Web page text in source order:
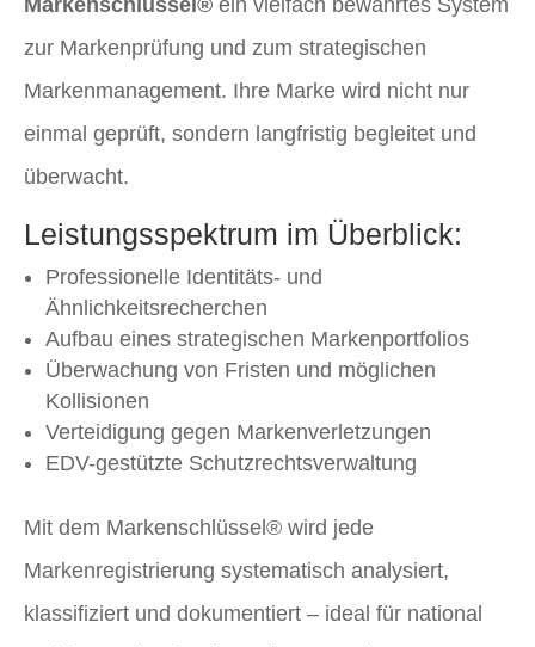
Markenschlüssel® ein vielfach bewährtes System
zur Markenprüfung und zum strategischen
Markenmanagement. Ihre Marke wird nicht nur
einmal geprüft, sondern langfristig begleitet und
überwacht.
Leistungsspektrum im Überblick:
Professionelle Identitäts- und
Ähnlichkeitsrecherchen
Aufbau eines strategischen Markenportfolios
Überwachung von Fristen und möglichen
Kollisionen
Verteidigung gegen Markenverletzungen
EDV-gestützte Schutzrechtsverwaltung
Mit dem Markenschlüssel® wird jede
Markenregistrierung systematisch analysiert,
klassifiziert und dokumentiert – ideal für national